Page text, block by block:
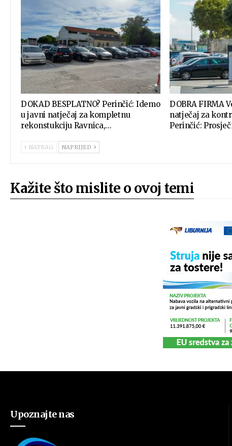
DOKAD BESPLATNO? Perinčić: Idemo
u javni natječaj za kompletnu
rekonstukciju Ravnica,…
DOBRA FIRMA
natječaj za
Perinčić:
NATRAG NAPRIJED
Kažite što mislite o ovoj temi
Upoznajte nas